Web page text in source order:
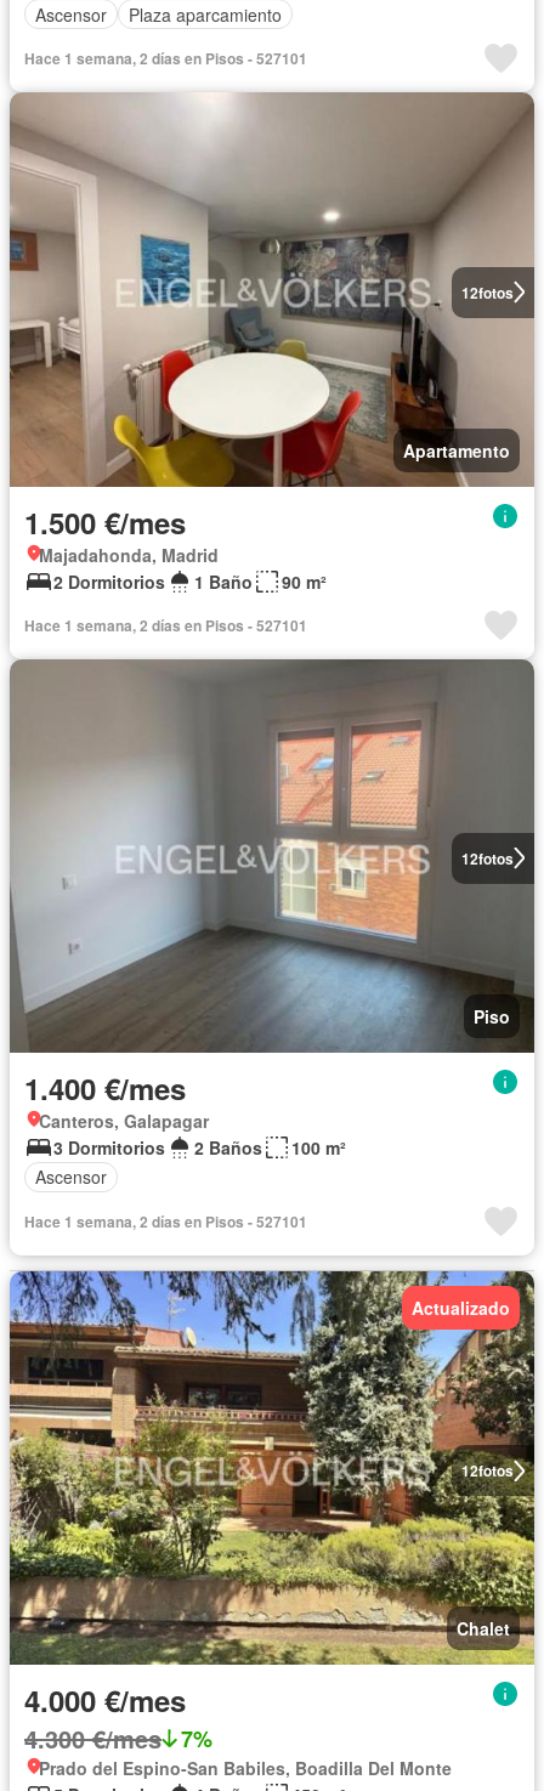
Ascensor
Plaza aparcamiento
Hace 1 semana, 2 días en Pisos - 527101
12fotos
Apartamento
1.500 €/mes
Majadahonda, Madrid
2 Dormitorios
1 Baño 90 m²
Hace 1 semana, 2 días en Pisos - 527101
12fotos
Piso
1.400 €/mes
Canteros, Galapagar
3 Dormitorios
2 Baños
100 m²
Ascensor
Hace 1 semana, 2 días en Pisos - 527101
12fotos
Actualizado
Chalet
4.000 €/mes
4.300 €/mes 7%
Prado del Espino-San Babiles, Boadilla Del Monte